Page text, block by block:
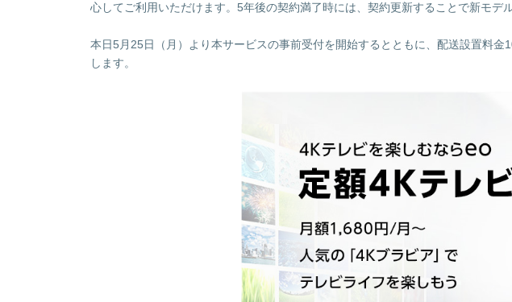
心してご利用いただけます。5年後の契約満了時には、契約更新することで新モデ
本日5月25日（月）より本サービスの事前受付を開始するとともに、配送設置料
します。